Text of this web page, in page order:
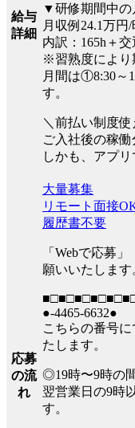
給与
詳細
▼研修期間中の
月収例24.1万円/
内訳：165h＋
※習熟度により
月間は①8:30～
す。
＼前払い制度使
ご入社後の稼働
しかも、アプ
応募
の流
れ
大量募集
リモート面接
履歴書不要
「Webで応募
願いいたします
●-4465-6632●
こちらの番号
たします。
◎19時〜9時の
翌営業日の9時
す。